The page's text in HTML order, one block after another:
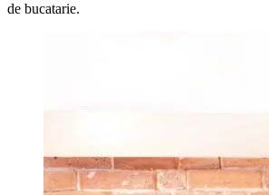
de bucatarie.